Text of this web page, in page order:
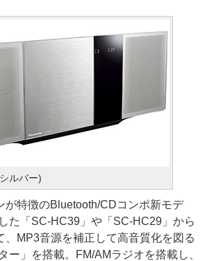
ルバー)
特徴のBluetooth/CDコンポ新モデ
た「SC-HC39」や「SC-HC29」から
、MP3音源を補正して高音質化を図る
ー」を搭載。FM/AMラジオを搭載し、